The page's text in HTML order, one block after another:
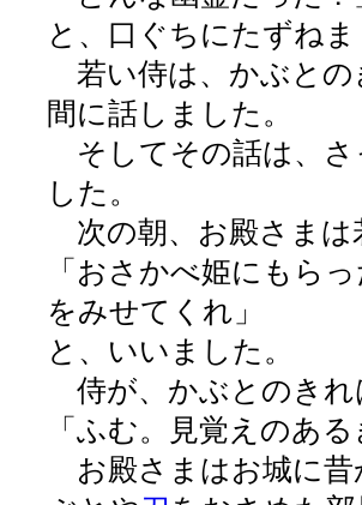
と、口ぐちにたずね
若い侍は、かぶとの
間に話しました。
そしてその話は、さ
した。
次の朝、お殿さまは
「おさかべ姫にもら
をみせてくれ」
と、いいました。
侍が、かぶとのきれ
「ふむ。見覚えのあ
お殿さまはお城に昔